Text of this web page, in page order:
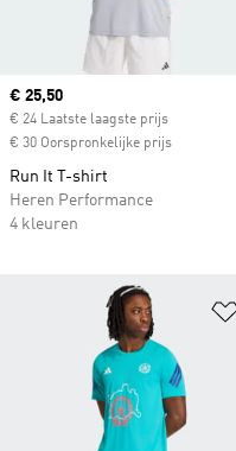
Current price
€ 25,50
€ 24 Laatste laagste prijs
€ 30 Oorspronkelijke prijs
Run It T-shirt
Heren Performance
4 kleuren